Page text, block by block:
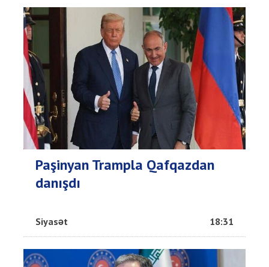
Paşinyan Trampla Qafqazdan
danışdı
Siyasət 18:31